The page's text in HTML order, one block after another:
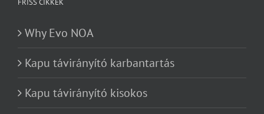
Why Evo NOA
Kapu távirányító karbantartás
Kapu távirányító kisokos